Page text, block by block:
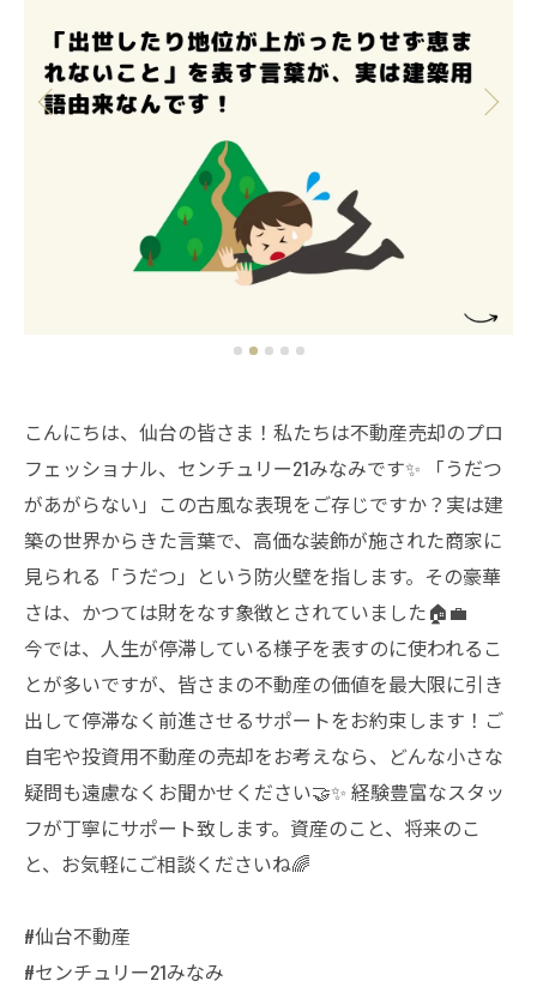
こんにちは、仙台の皆さま！私たちは不動産売却のプロ
フェッショナル、センチュリー21みなみです✨ 「うだつ
があがらない」この古風な表現をご存じですか？実は建
築の世界からきた言葉で、高価な装飾が施された商家に
見られる「うだつ」という防火壁を指します。その豪華
さは、かつては財をなす象徴とされていました🏠💼
今では、人生が停滞している様子を表すのに使われるこ
とが多いですが、皆さまの不動産の価値を最大限に引き
出して停滞なく前進させるサポートをお約束します！ご
自宅や投資用不動産の売却をお考えなら、どんな小さな
疑問も遠慮なくお聞かせください🤝✨ 経験豊富なスタッ
フが丁寧にサポート致します。資産のこと、将来のこ
と、お気軽にご相談くださいね🌈
#仙台不動産
#センチュリー21みなみ